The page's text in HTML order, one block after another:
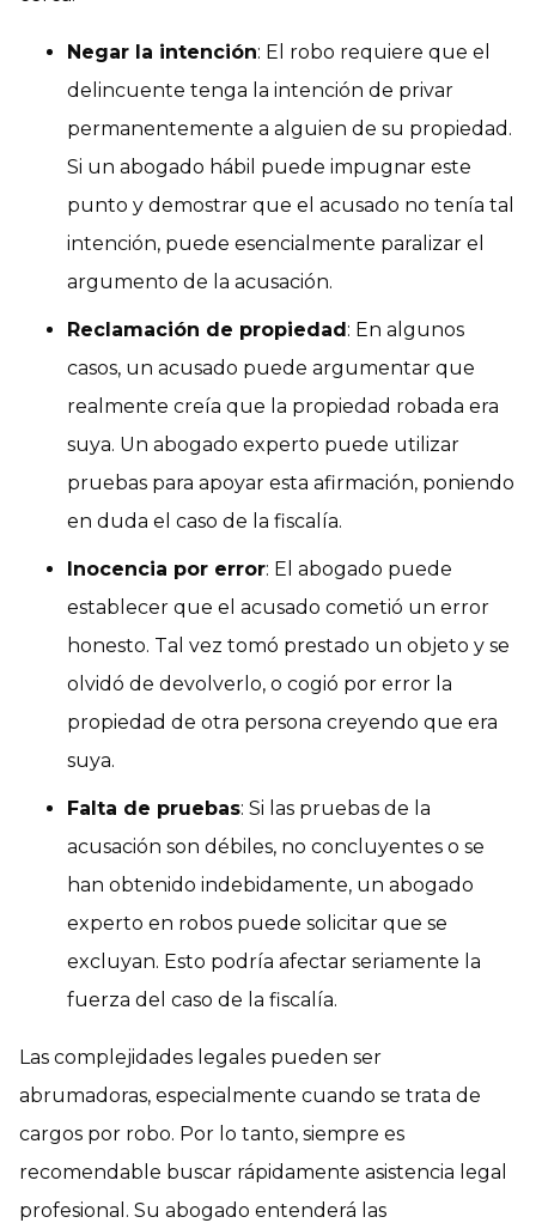
Negar la intención: El robo requiere que el
delincuente tenga la intención de privar
permanentemente a alguien de su propiedad.
Si un abogado hábil puede impugnar este
punto y demostrar que el acusado no tenía tal
intención, puede esencialmente paralizar el
argumento de la acusación.
Reclamación de propiedad: En algunos
casos, un acusado puede argumentar que
realmente creía que la propiedad robada era
suya. Un abogado experto puede utilizar
pruebas para apoyar esta afirmación, poniendo
en duda el caso de la fiscalía.
Inocencia por error: El abogado puede
establecer que el acusado cometió un error
honesto. Tal vez tomó prestado un objeto y se
olvidó de devolverlo, o cogió por error la
propiedad de otra persona creyendo que era
suya.
Falta de pruebas: Si las pruebas de la
acusación son débiles, no concluyentes o se
han obtenido indebidamente, un abogado
experto en robos puede solicitar que se
excluyan. Esto podría afectar seriamente la
fuerza del caso de la fiscalía.
Las complejidades legales pueden ser
abrumadoras, especialmente cuando se trata de
cargos por robo. Por lo tanto, siempre es
recomendable buscar rápidamente asistencia legal
profesional. Su abogado entenderá las